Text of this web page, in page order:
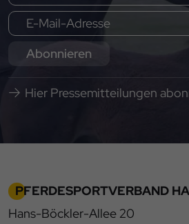
Abonnieren
Hier Pressemitteilungen
PFERDESPORTVERBAND
Hans-Böckler-Allee 20